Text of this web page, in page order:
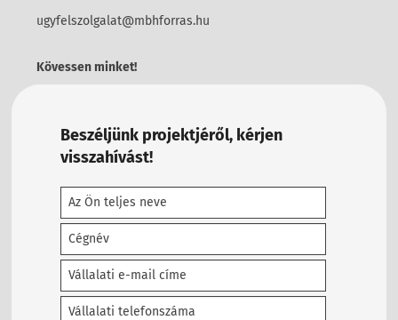
ugyfelszolgalat@mbhforras.hu
Kövessen minket!
Beszéljünk projektjéről, kérjen
visszahívást!